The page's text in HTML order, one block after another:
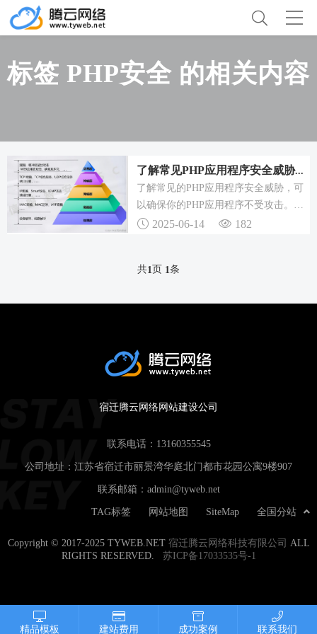
标签 PHP安全 的相关内容
了解常见PHP应用程序安全威胁，掌握6个常见安全性攻击
了解常见的PHP应用程序安全威胁，可
以确保你的PHP应用程序不受攻击。还
有一种是通过system或exec命令注入
漏洞通过处理无效数据造成的。
2025-06-14 182
共1 页 1 条
宿迁腾云网络网站建设公司
联系电话： 13160355545
公司地址：江苏省宿迁市丽景湾华庭北门都市花园公寓9楼907
联系邮箱： admin@tyweb.net
全国分站
SiteMap
网站地图
TAG标签
Copyright © 2017-2025 TYWEB.NET 宿迁腾云网络科技有限公司
ALL
RIGHTS RESERVED. 苏ICP备17033535号-1
精品模板 建站费用 成功案例 联系我们